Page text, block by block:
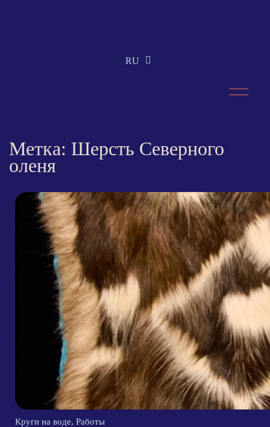
RU
EN
Метка: Шерсть Северного
оленя
Круги на воде, Работы